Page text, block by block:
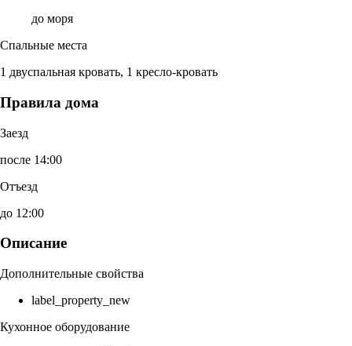
до моря
Спальные места
1 двуспальная кровать, 1 кресло-кровать
Правила дома
Заезд
после 14:00
Отъезд
до 12:00
Описание
Дополнительные свойства
label_property_new
Кухонное оборудование